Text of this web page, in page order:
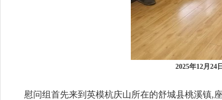
2025年12月24
慰问组首先来到英模杭庆山所在的舒城县桃溪镇,